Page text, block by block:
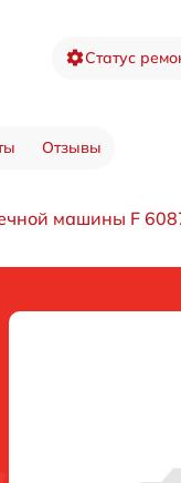
Статус
Отзывы
машины F